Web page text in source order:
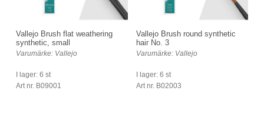
Vallejo Brush flat weathering
synthetic, small
Varumärke: Vallejo
I lager: 6 st
Art nr. B09001
Vallejo Brush round synthetic
hair No. 3
Varumärke: Vallejo
I lager: 6 st
Art nr. B02003